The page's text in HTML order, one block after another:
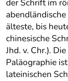
der Schrift im
älteste, bis
chinesische
Jhd. v. Chr.).
Paläographie
lateinischen